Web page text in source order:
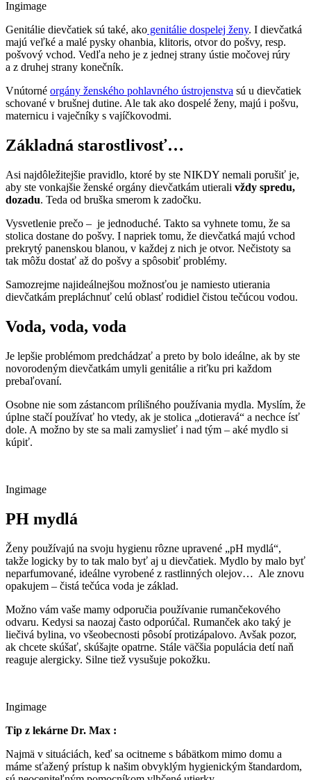
Ingimage
Genitálie dievčatiek sú také, ako genitálie dospelej ženy. I dievčatká
majú veľké a malé pysky ohanbia, klitoris, otvor do pošvy, resp.
pošvový vchod. Vedľa neho je z jednej strany ústie močovej rúry
a z druhej strany konečník.
Vnútorné orgány ženského pohlavného ústrojenstva sú u dievčatiek
schované v brušnej dutine. Ale tak ako dospelé ženy, majú i pošvu,
maternicu i vaječníky s vajíčkovodmi.
Základná starostlivosť…
Asi najdôležitejšie pravidlo, ktoré by ste NIKDY nemali porušiť je,
aby ste vonkajšie ženské orgány dievčatkám utierali vždy spredu,
dozadu. Teda od bruška smerom k zadočku.
Vysvetlenie prečo – je jednoduché. Takto sa vyhnete tomu, že sa
stolica dostane do pošvy. I napriek tomu, že dievčatká majú vchod
prekrytý panenskou blanou, v každej z nich je otvor. Nečistoty sa
tak môžu dostať až do pošvy a spôsobiť problémy.
Samozrejme najideálnejšou možnosťou je namiesto utierania
dievčatkám prepláchnuť celú oblasť rodidiel čistou tečúcou vodou.
Voda, voda, voda
Je lepšie problémom predchádzať a preto by bolo ideálne, ak by ste
novorodeným dievčatkám umyli genitálie a riťku pri každom
prebaľovaní.
Osobne nie som zástancom prílišného používania mydla. Myslím, že
úplne stačí používať ho vtedy, ak je stolica „dotieravá“ a nechce ísť
dole. A možno by ste sa mali zamyslieť i nad tým – aké mydlo si
kúpiť.
Ingimage
PH mydlá
Ženy používajú na svoju hygienu rôzne upravené „pH mydlá“,
takže logicky by to tak malo byť aj u dievčatiek. Mydlo by malo byť
neparfumované, ideálne vyrobené z rastlinných olejov… Ale znovu
opakujem – čistá tečúca voda je základ.
Možno vám vaše mamy odporučia používanie rumančekového
odvaru. Kedysi sa naozaj často odporúčal. Rumanček ako taký je
liečivá bylina, vo všeobecnosti pôsobí protizápalovo. Avšak pozor,
ak chcete skúšať, skúšajte opatrne. Stále väčšia populácia detí naň
reaguje alergicky. Silne tiež vysušuje pokožku.
Ingimage
Tip z lekárne Dr. Max :
Najmä v situáciách, keď sa ocitneme s bábätkom mimo domu a
máme sťažený prístup k našim obvyklým hygienickým štandardom,